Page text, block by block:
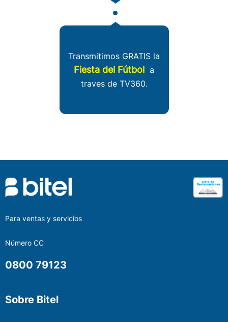
Transmitimos GRATIS la
Fiesta del Fútbol a
traves de TV360.
Para ventas y servicios
Número CC
0800 79123
Sobre Bitel